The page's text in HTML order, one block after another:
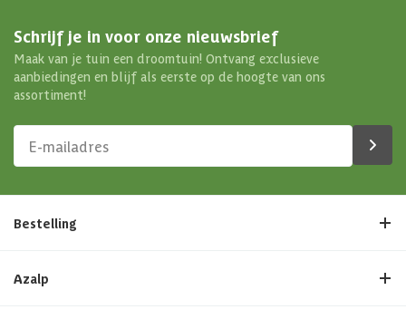
Schrijf je in voor onze nieuwsbrief
Maak van je tuin een droomtuin! Ontvang exclusieve
aanbiedingen en blijf als eerste op de hoogte van ons
assortiment!
Bestelling
Azalp